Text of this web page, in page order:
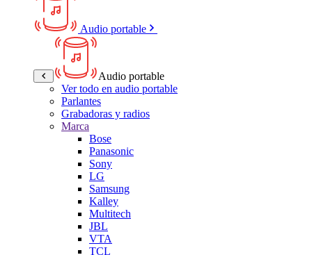
Audio portable
Audio portable
Ver todo en audio portable
Parlantes
Grabadoras y radios
Marca
Bose
Panasonic
Sony
LG
Samsung
Kalley
Multitech
JBL
VTA
TCL